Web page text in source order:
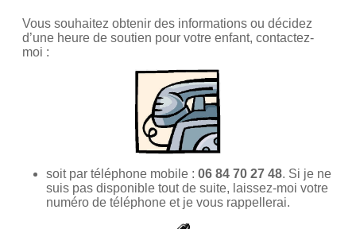
Vous souhaitez obtenir des informations ou décidez
d’une heure de soutien pour votre enfant, contactez-
moi :
soit par téléphone mobile : 06 84 70 27 48. Si je ne
suis pas disponible tout de suite, laissez-moi votre
numéro de téléphone et je vous rappellerai.